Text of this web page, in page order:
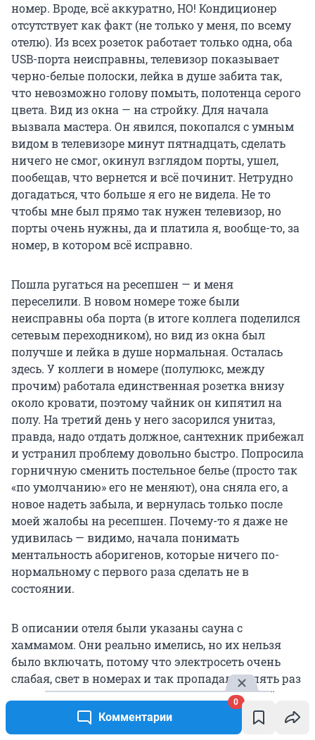
Комментарии
0
номер. Вроде, всё аккуратно, НО! Кондиционер
отсутствует как факт (не только у меня, по всему
отелю). Из всех розеток работает только одна, оба
USB-порта неисправны, телевизор показывает
черно-белые полоски, лейка в душе забита так,
что невозможно голову помыть, полотенца серого
цвета. Вид из окна — на стройку. Для начала
вызвала мастера. Он явился, покопался с умным
видом в телевизоре минут пятнадцать, сделать
ничего не смог, окинул взглядом порты, ушел,
пообещав, что вернется и всё починит. Нетрудно
догадаться, что больше я его не видела. Не то
чтобы мне был прямо так нужен телевизор, но
порты очень нужны, да и платила я, вообще-то, за
номер, в котором всё исправно.
Пошла ругаться на ресепшен — и меня
переселили. В новом номере тоже были
неисправны оба порта (в итоге коллега поделился
сетевым переходником), но вид из окна был
получше и лейка в душе нормальная. Осталась
здесь. У коллеги в номере (полулюкс, между
прочим) работала единственная розетка внизу
около кровати, поэтому чайник он кипятил на
полу. На третий день у него засорился унитаз,
правда, надо отдать должное, сантехник прибежал
и устранил проблему довольно быстро. Попросила
горничную сменить постельное белье (просто так
«по умолчанию» его не меняют), она сняла его, а
новое надеть забыла, и вернулась только после
моей жалобы на ресепшен. Почему-то я даже не
удивилась — видимо, начала понимать
ментальность аборигенов, которые ничего по-
нормальному с первого раза сделать не в
состоянии.
В описании отеля были указаны сауна с
хаммамом. Они реально имелись, но их нельзя
было включать, потому что электросеть очень
слабая, свет в номерах и так пропадал по пять раз
на дню, а если еще и баню включить, весь район
может обесточиться.